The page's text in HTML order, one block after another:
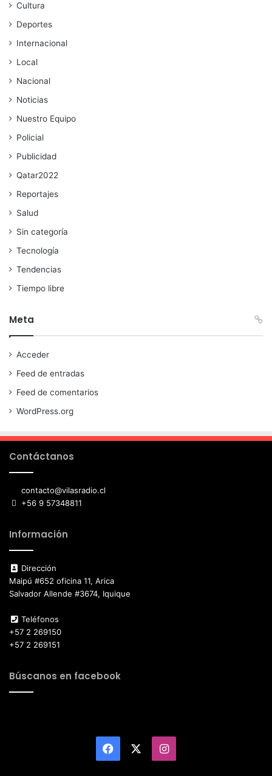
Cultura
Deportes
Internacional
Local
Nacional
Noticias
Nuestro Equipo
Policial
Publicidad
Qatar2022
Reportajes
Salud
Sin categoría
Tecnología
Tendencias
Tiempo libre
Meta
Acceder
Feed de entradas
Feed de comentarios
WordPress.org
Contáctanos
contacto@vilasradio.cl
+56 9 57348811
Información
Dirección
Maipú #652 oficina 11, Arica
Salvador Allende #3674, Iquique
Teléfonos
+57 2 269150
+57 2 269151
Búscanos en facebook
Facebook Instagram